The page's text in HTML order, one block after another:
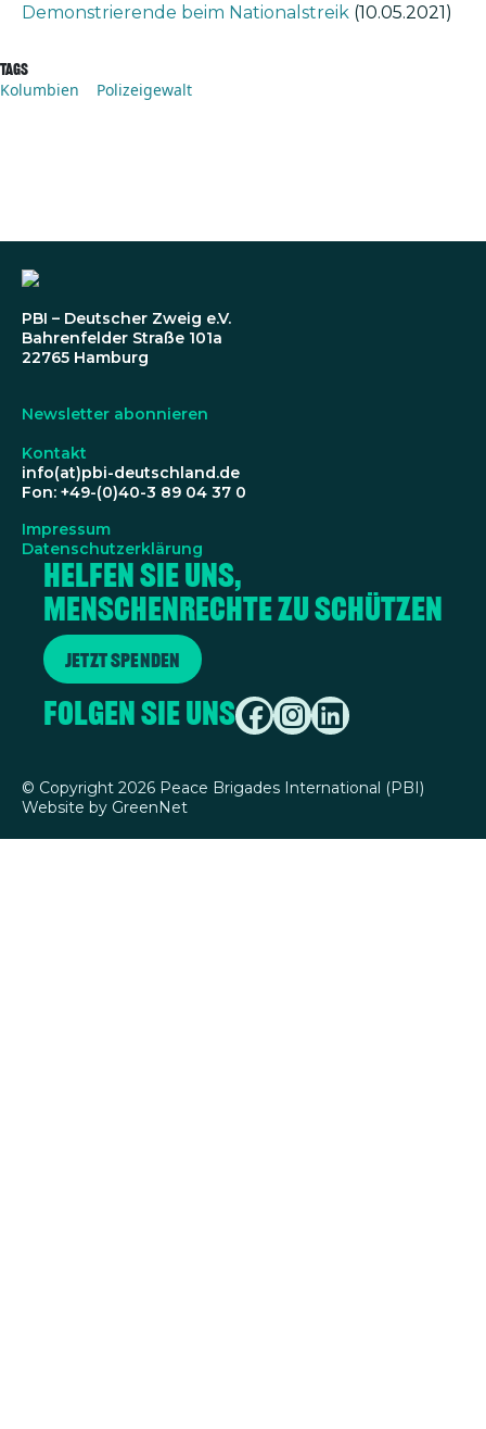
Demonstrierende beim Nationalstreik (10.05.2021)
Tags
Kolumbien
Polizeigewalt
PBI – Deutscher Zweig e.V.
Bahrenfelder Straße 101a
22765 Hamburg
Newsletter abonnieren
Kontakt
info(at)pbi-deutschland.de
Fon: +49-(0)40-3 89 04 37 0
Impressum
Datenschutzerklärung
Helfen Sie uns,
Menschenrechte zu schützen
Jetzt spenden
Folgen Sie uns
© Copyright 2026 Peace Brigades International (PBI)
Website by GreenNet